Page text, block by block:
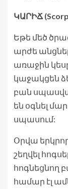
ԿԱՐԻՃ
Եթե մեծ
արժե
առաջին
կաջակցեն
բան
են օգնել
սպասում:
Օրվա
շեղվել
հոգնեցնող
համար էլ